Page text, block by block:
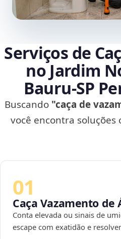
Serviços de
no Jardim
Bauru‑SP
Buscando "caça de
você encontra soluções
01
Caça Vazamento de
Conta elevada ou sinais de
escape com exatidão e